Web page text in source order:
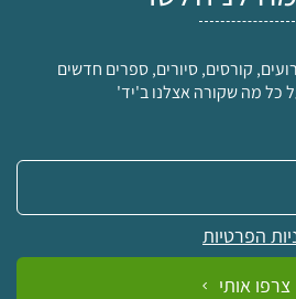
קורסים, סיורים, ספרים חדשים
כל מה שקורה אצלנו ב'יד'
הפרטיות
צרפו אותי